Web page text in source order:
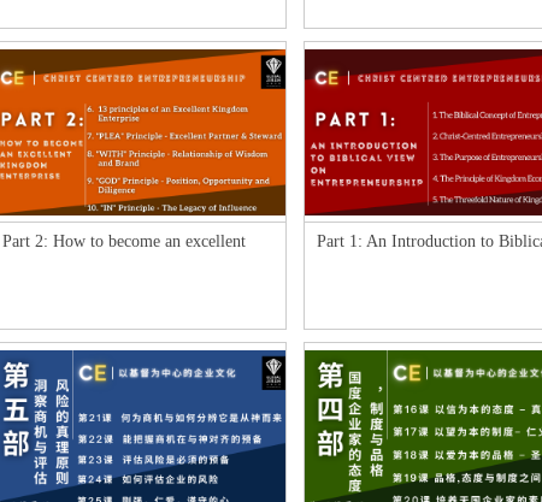
Part 2: How to become an excellent
Part 1: An Introduction to